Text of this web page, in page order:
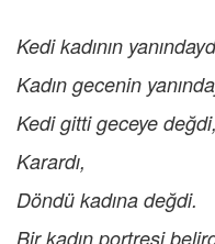
Kedi kadının
Kadın gecenin
Kedi gitti geceye değdi,
Karardı,
Döndü kadına değdi.
Bir kadın portresi